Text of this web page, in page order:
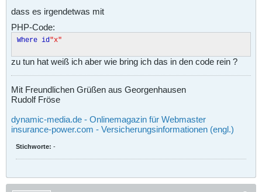
dass es irgendetwas mit
PHP-Code:
Where id"x"
zu tun hat weiß ich aber wie bring ich das in den code rein ?
Mit Freundlichen Grüßen aus Georgenhausen
Rudolf Fröse
dynamic-media.de - Onlinemagazin für Webmaster
insurance-power.com - Versicherungsinformationen (engl.)
Stichworte: -